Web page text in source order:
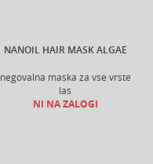
NANOIL HAIR MASK ALGAE
negovalna maska za vse vrste
las
NI NA ZALOGI